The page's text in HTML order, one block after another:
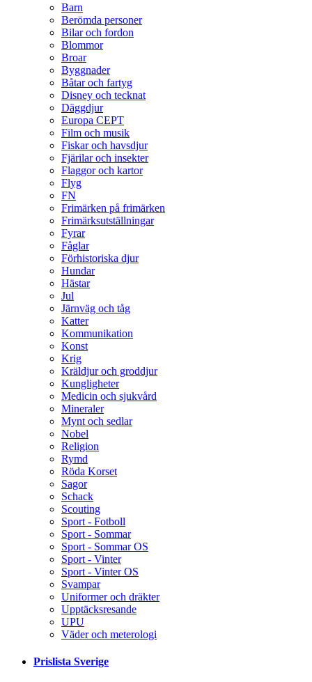
Barn
Berömda personer
Bilar och fordon
Blommor
Broar
Byggnader
Båtar och fartyg
Disney och tecknat
Däggdjur
Europa CEPT
Film och musik
Fiskar och havsdjur
Fjärilar och insekter
Flaggor och kartor
Flyg
FN
Frimärken på frimärken
Frimärksutställningar
Fyrar
Fåglar
Förhistoriska djur
Hundar
Hästar
Jul
Järnväg och tåg
Katter
Kommunikation
Konst
Krig
Kräldjur och groddjur
Kungligheter
Medicin och sjukvård
Mineraler
Mynt och sedlar
Nobel
Religion
Rymd
Röda Korset
Sagor
Schack
Scouting
Sport - Fotboll
Sport - Sommar
Sport - Sommar OS
Sport - Vinter
Sport - Vinter OS
Svampar
Uniformer och dräkter
Upptäcksresande
UPU
Väder och meterologi
Prislista Sverige